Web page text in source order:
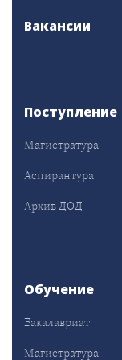
Вакансии
Поступление
Магистратура
Аспирантура
Архив ДОД
Обучение
Бакалавриат
Магистратура